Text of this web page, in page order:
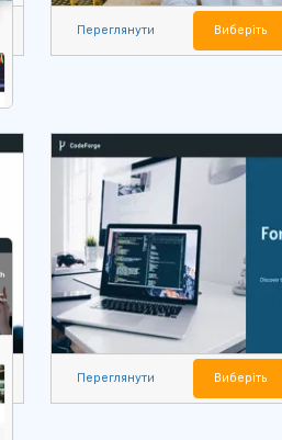
Переглянути Виберіть
Переглянути Виберіть